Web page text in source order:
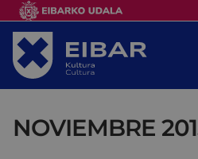
NOVIEMBRE